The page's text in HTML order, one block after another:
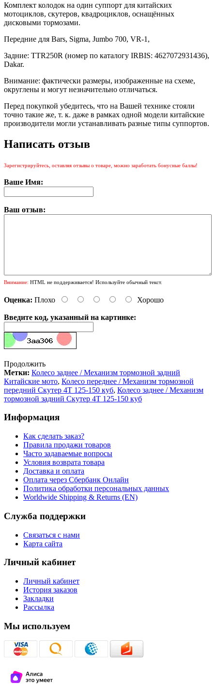
Этот товар можно приобрести на Озон. Для перехода в маркетплейс
перейдите по ссылке ниже.
КУПИТЬ НА ОЗОН
Комплект колодок на один суппорт для китайских
мотоциклов, скутеров, квадроциклов, оснащённых
дисковыми тормозами.
Передние для Bars, Sigma, Jumbo 700, VR-1,
Задние: TTR250R (номер по каталогу IRBIS: 4627072931436),
Dakar.
Внимание: фактически размеры, изображенные на схеме,
округлены и могут незначительно отличаться.
Перед покупкой убедитесь, что на Вашей технике стояли
точно такие же, т. к. даже в рамках одной модели китайские
производители могли устанавливать разные типы суппортов.
Написать отзыв
Зарегистрируйтесь, оставляя отзывы о товаре, можно заработать бонусные баллы!
Ваше Имя:
Ваш отзыв:
Внимание: HTML не поддерживается! Используйте обычный текст.
Оценка: Плохо Хорошо
Введите код, указанный на картинке:
Продолжить
Метки: Колесо заднее / Механизм тормозной задний
Китайские мото, Колесо переднее / Механизм тормозной
передний Скутер 4Т 125-150 куб, Колесо заднее / Механизм
тормозной задний Скутер 4Т 125-150 куб
Информация
Как сделать заказ?
Правила продажи товаров
Часто задаваемые вопросы
Условия возврата товара
Доставка и оплата
Оплата через Сбербанк Онлайн
Политика обработки персональных данных
Worldwide Shipping & Returns (EN)
Служба поддержки
Связаться с нами
Карта сайта
Личный кабинет
Личный кабинет
История заказов
Закладки
Рассылка
Мы используем